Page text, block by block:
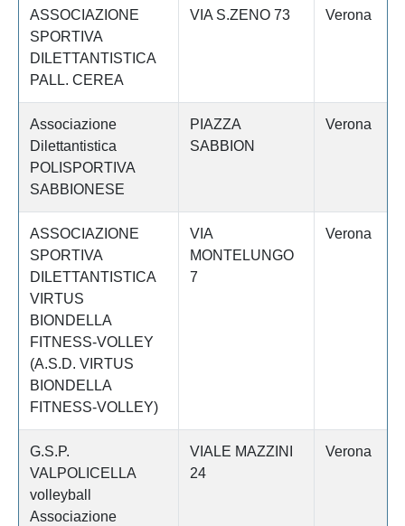
ASSOCIAZIONE
SPORTIVA
DILETTANTISTICA
PALL. CEREA
VIA S.ZENO 73 Verona
Associazione
Dilettantistica
POLISPORTIVA
SABBIONESE
PIAZZA
SABBION
Verona
ASSOCIAZIONE
SPORTIVA
DILETTANTISTICA
VIRTUS
BIONDELLA
FITNESS-VOLLEY
(A.S.D. VIRTUS
BIONDELLA
FITNESS-VOLLEY)
VIA
MONTELUNGO
7
Verona
G.S.P.
VALPOLICELLA
volleyball
Associazione
VIALE MAZZINI
24
Verona